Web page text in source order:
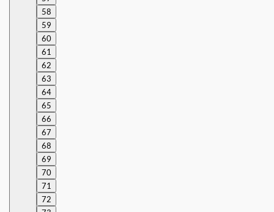
58
59
60
61
62
63
64
65
66
67
68
69
70
71
72